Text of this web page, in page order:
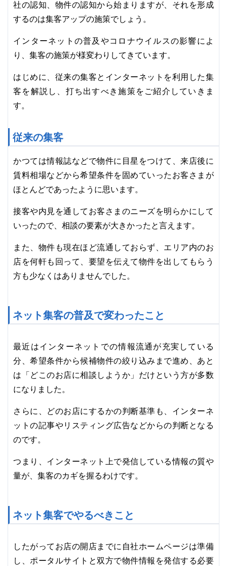
社の認知、物件の認知から始まりますが、それを形成
するのは集客アップの施策でしょう。
インターネットの普及やコロナウイルスの影響によ
り、集客の施策が様変わりしてきています。
はじめに、従来の集客とインターネットを利用した集
客を解説し、打ち出すべき施策をご紹介していきま
す。
従来の集客
かつては情報誌などで物件に目星をつけて、来店後に
賃料相場などから希望条件を固めていったお客さまが
ほとんどであったように思います。
接客や内見を通してお客さまのニーズを明らかにして
いったので、相談の要素が大きかったと言えます。
また、物件も現在ほど流通しておらず、エリア内のお
店を何軒も回って、要望を伝えて物件を出してもらう
方も少なくはありませんでした。
ネット集客の普及で変わったこと
最近はインターネットでの情報流通が充実している
分、希望条件から候補物件の絞り込みまで進め、あと
は「どこのお店に相談しようか」だけという方が多数
になりました。
さらに、どのお店にするかの判断基準も、インターネ
ットの記事やリスティング広告などからの判断となる
のです。
つまり、インターネット上で発信している情報の質や
量が、集客のカギを握るわけです。
ネット集客でやるべきこと
したがってお店の開店までに自社ホームページは準備
し、ポータルサイトと双方で物件情報を発信する必要